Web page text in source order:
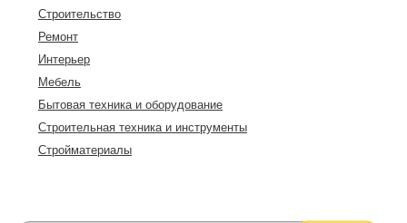
Строительство
Ремонт
Интерьер
Мебель
Бытовая техника и оборудование
Строительная техника и инструменты
Стройматериалы